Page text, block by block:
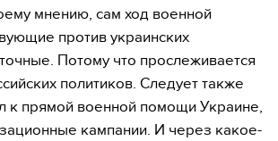
мнению, сам ход военной
против украинских
Потому что прослеживается
политиков. Следует также
к прямой военной помощи Украине,
кампании. И через какое-